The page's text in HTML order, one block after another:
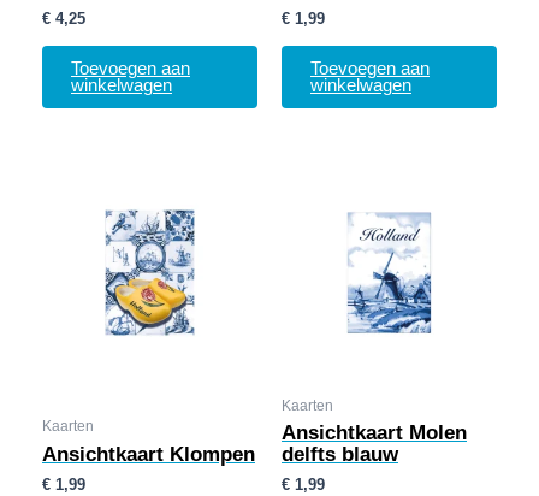
€ 4,25
Toevoegen aan
winkelwagen
€ 1,99
Toevoegen aan
winkelwagen
Kaarten
Ansichtkaart Klompen
€ 1,99
Kaarten
Ansichtkaart Molen
delfts blauw
€ 1,99